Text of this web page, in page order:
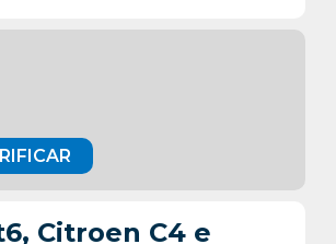
Citroen C4 e